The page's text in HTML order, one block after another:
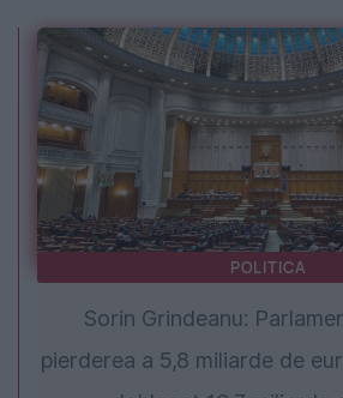
POLITICA
Sorin Grindeanu:
pierderea a 5,8 miliarde de